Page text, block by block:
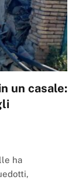
un casale:
ha